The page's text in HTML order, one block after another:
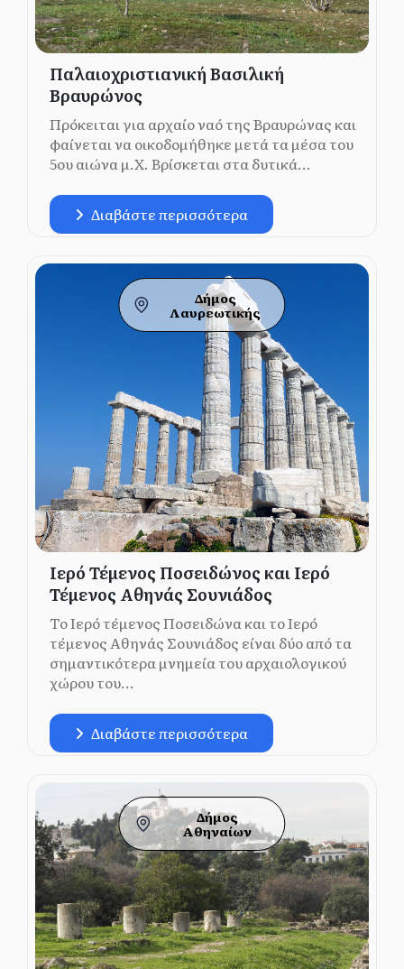
Παλαιοχριστιανική Βασιλική
Βραυρώνος
Πρόκειται για αρχαίο ναό της Βραυρώνας και
φαίνεται να οικοδομήθηκε μετά τα μέσα του
5ου αιώνα μ.Χ. Βρίσκεται στα δυτικά...
Διαβάστε περισσότερα
Δήμος
Λαυρεωτικής
Ιερό Τέμενος Ποσειδώνος και Ιερό
Τέμενος Αθηνάς Σουνιάδος
Το Ιερό τέμενος Ποσειδώνα και το Ιερό
τέμενος Αθηνάς Σουνιάδος είναι δύο από τα
σημαντικότερα μνημεία του αρχαιολογικού
χώρου του...
Διαβάστε περισσότερα
Δήμος
Αθηναίων